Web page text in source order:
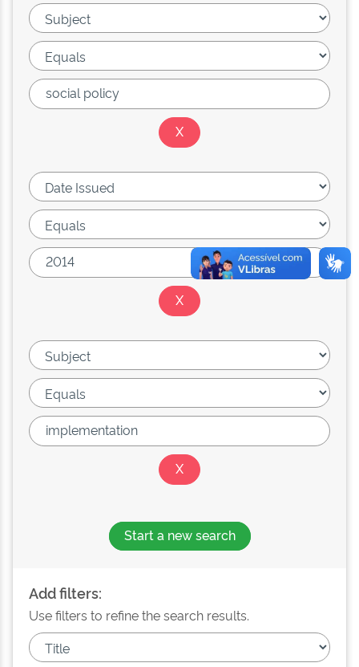
Start a new search
Add filters:
Use filters to refine the search results.